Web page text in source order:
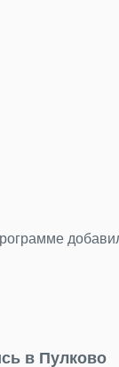
в Пулково